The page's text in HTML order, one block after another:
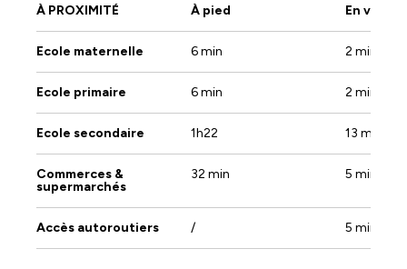
Terrasse : 1
À PROXIMITÉ À pied En
Ecole maternelle 6 min 2 min
Ecole primaire 6 min 2 min
Ecole secondaire 1h22 13 min
Commerces &
supermarchés
32 min 5 min
Accès autoroutiers / 5 min